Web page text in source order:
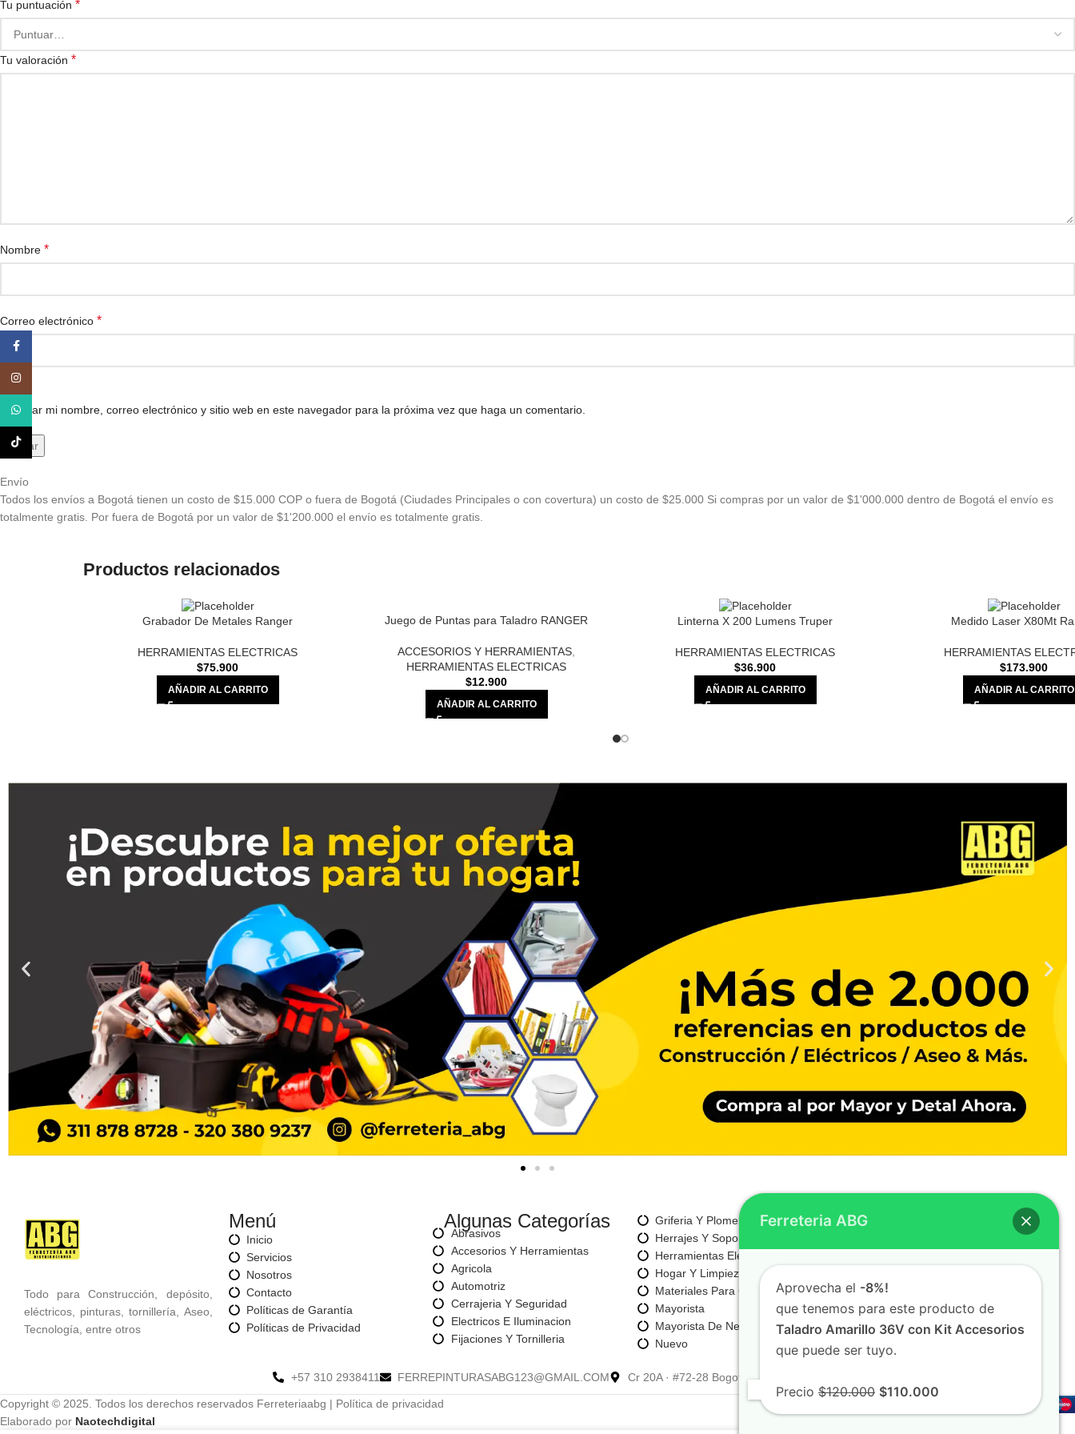
Tu puntuación *
Tu valoración *
Nombre *
Correo electrónico *
Guardar mi nombre, correo electrónico y sitio web en este navegador para la próxima vez que haga un comentario.
Envío
Todos los envíos a Bogotá tienen un costo de $15.000 COP o fuera de Bogotá (Ciudades Principales o con covertura) un costo de $25.000 Si compras por un valor de $1'000.000 dentro de Bogotá el envío es
totalmente gratis. Por fuera de Bogotá por un valor de $1'200.000 el envío es totalmente gratis.
Productos relacionados
Grabador De Metales Ranger
HERRAMIENTAS ELECTRICAS
$75.900
AÑADIR AL CARRITO
Juego de Puntas para Taladro RANGER
ACCESORIOS Y HERRAMIENTAS
HERRAMIENTAS ELECTRICAS
$12.900
AÑADIR AL CARRITO
Linterna X 200 Lumens Truper
HERRAMIENTAS ELECTRICAS
$36.900
AÑADIR AL CARRITO
Medido Laser X80Mt
HERRAMIENTAS
$173.900
AÑADIR AL CARRITO
Todo para Construcción, depósito,
eléctricos, pinturas, tornillería, Aseo,
Tecnología, entre otros
Menú
Inicio
Servicios
Nosotros
Contacto
Políticas de Garantía
Políticas de Privacidad
Algunas Categorías
Abrasivos
Accesorios Y Herramientas
Agricola
Automotriz
Cerrajeria Y Seguridad
Electricos E Iluminacion
Fijaciones Y Tornilleria
Griferia Y Plomeria
Herrajes Y Soportes
Herramientas Electricas
Hogar Y Limpieza
Materiales Para Construccion
Mayorista
Mayorista De Negocio
Nuevo
Tecnologia
Servicios
+57 310 2938411 FERREPINTURASABG123@GMAIL.COM Cr 20A · #72-28 Bogotá, Colombia
Copyright © 2025. Todos los derechos reservados Ferreteriaabg | Política de privacidad
Elaborado por Naotechdigital
WhatsApp
TikTok
Ferreteria ABG
Aprovecha el -8%!
que tenemos para este producto de
Taladro Amarillo 36V con Kit Accesorios
que puede ser tuyo.
Precio $120.000 $110.000